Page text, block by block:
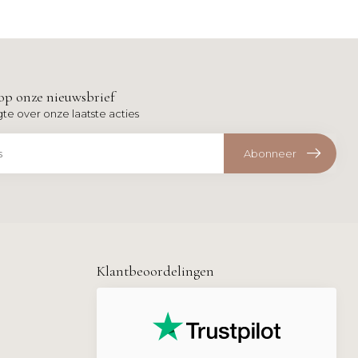
onze nieuwsbrief
over onze laatste acties
Abonneer
Klantbeoordelingen